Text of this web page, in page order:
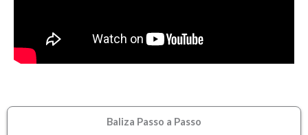
Baliza Passo a Passo